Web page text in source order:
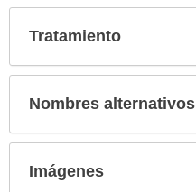
Tratamiento
Nombres alternativos
Imágenes